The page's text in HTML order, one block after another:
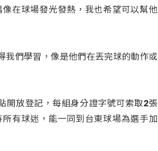
在球場發光發熱，我也希望可以幫他
我們學習，像是他們在丟完球的動作或
開放登記，每組身分證字號可索取2張
有球迷，能一同到台東球場為選手加